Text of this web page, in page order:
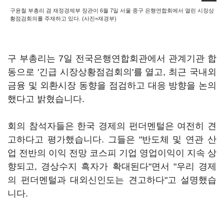
구윤철 부총리 겸 재정경제부 장관이 6월 7일 서울 중구 은행연합회에서 열린 시장상
황점검회의를 주재하고 있다. (사진=재경부)
구 부총리는 7일 전국은행연합회관에서 관계기관 합
동으로 '긴급 시장상황점검회의'를 열고, 최근 국내외
금융 및 외환시장 동향을 점검하고 대응 방향을 논의
했다고 밝혔습니다.
회의 참석자들은 한국 경제의 펀더멘털은 여전히 견
고하다고 평가했습니다. 그들은 "반도체 및 연관 산
업 전반의 이익 전망 코스피 기업 영업이익이 지속 상
향되고, 경상수지 흑자가 확대된다"면서 "우리 경제
의 펀더멘털과 대외신인도는 견고하다"고 설명했습
니다.